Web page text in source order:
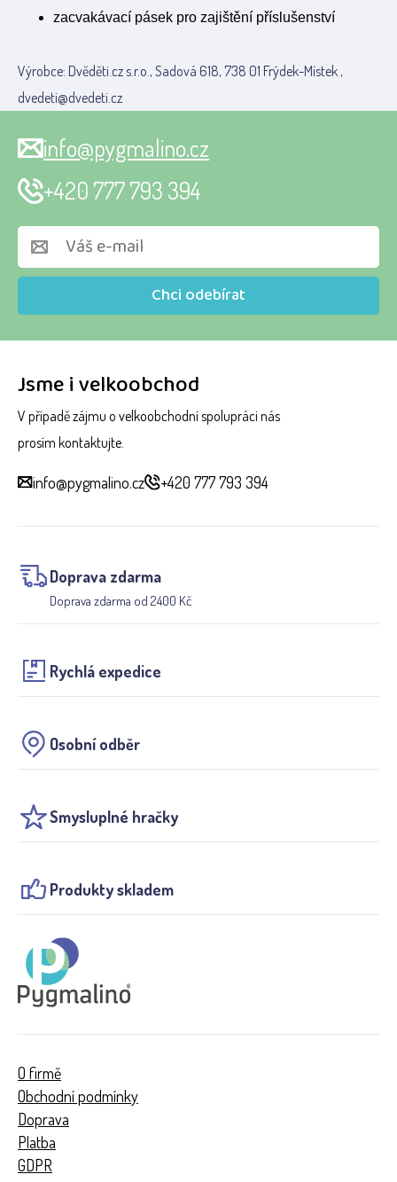
zacvakávací pásek pro zajištění příslušenství
Výrobce: Dvěděti.cz s.r.o., Sadová 618, 738 01 Frýdek-Místek ,
dvedeti@dvedeti.cz
Jsme i velkoobchod
V případě zájmu o velkoobchodní spolupráci nás
prosím kontaktujte.
info@pygmalino.cz +420 777 793 394
Doprava zdarma
Doprava zdarma od 2400 Kč
Rychlá expedice
Osobní odběr
Smysluplné hračky
Produkty skladem
Chci odebírat
info@pygmalino.cz
+420 777 793 394
O firmě
Obchodní podmínky
Doprava
Platba
GDPR